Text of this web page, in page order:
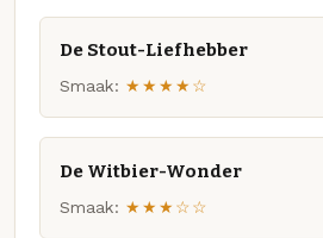
De Stout-Liefhebber
Smaak: ★★★★☆
De Witbier-Wonder
Smaak: ★★★☆☆